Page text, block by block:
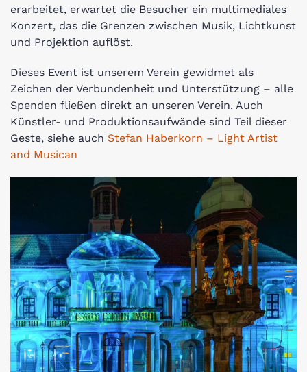
erarbeitet, erwartet die Besucher ein multimediales
Konzert, das die Grenzen zwischen Musik, Lichtkunst
und Projektion auflöst.
Dieses Event ist unserem Verein gewidmet als
Zeichen der Verbundenheit und Unterstützung – alle
Spenden fließen direkt an unseren Verein. Auch
Künstler- und Produktionsaufwände sind Teil dieser
Geste, siehe auch Stefan Haberkorn – Light Artist
and Musican